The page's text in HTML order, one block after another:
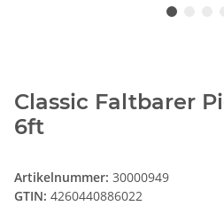
Classic Faltbarer
6ft
Artikelnummer: 30000949
GTIN: 4260440886022